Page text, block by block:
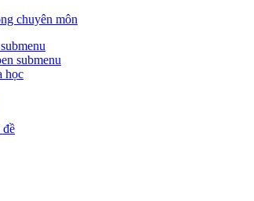
chuyên môn
submenu
học
đề